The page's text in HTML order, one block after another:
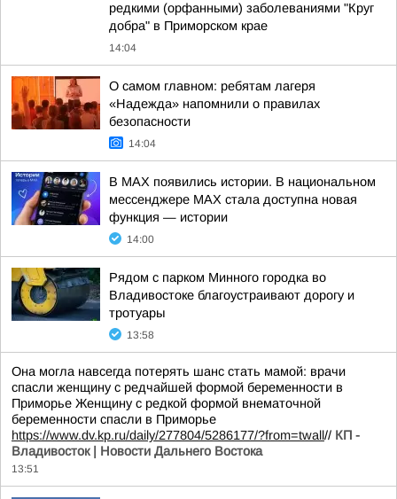
редкими (орфанными) заболеваниями "Круг
добра" в Приморском крае
14:04
О самом главном: ребятам лагеря
«Надежда» напомнили о правилах
безопасности
14:04
В MAX появились истории. В национальном
мессенджере MAX стала доступна новая
функция — истории
14:00
Рядом с парком Минного городка во
Владивостоке благоустраивают дорогу и
тротуары
13:58
Она могла навсегда потерять шанс стать мамой: врачи
спасли женщину с редчайшей формой беременности в
Приморье Женщину с редкой формой внематочной
беременности спасли в Приморье
https://www.dv.kp.ru/daily/277804/5286177/?from=twall// КП -
Владивосток | Новости Дальнего Востока
13:51